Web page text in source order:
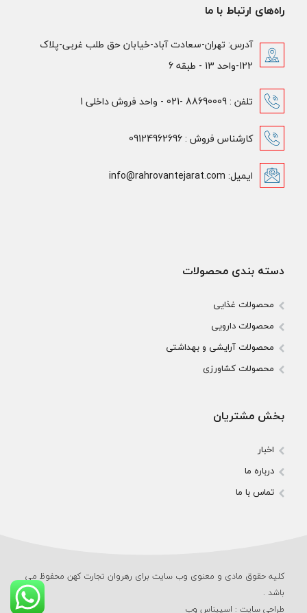
راه‌های ارتباط با ما
آدرس: تهران-سعادت آباد-خیابان حق طلب غربی-پلاک
122-واحد 13 - طبقه 6
تلفن : 88690009 -021 - واحد فروش داخلی 1
کارشناس فروش : 09124962696
ایمیل: info@rahrovantejarat.com
دسته بندی محصولات
محصولات غذایی
محصولات دارویی
محصولات آرایشی و بهداشتی
محصولات کشاورزی
بخش مشتریان
اخبار
درباره ما
تماس با ما
کلیه حقوق مادی و معنوی وب‌ سایت برای رهروان تجارت کهن محفوظ می‌
باشد .
طراحی سایت: اسپیناس وب